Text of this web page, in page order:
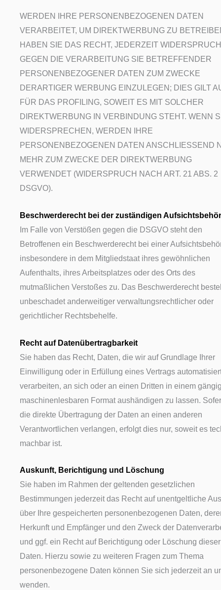
WERDEN IHRE PERSONENBEZOGENEN DATEN
VERARBEITET, UM DIREKTWERBUNG ZU
HABEN SIE DAS RECHT, JEDERZEIT WIDERSPRUCH
GEGEN DIE VERARBEITUNG SIE BETREFFENDER
PERSONENBEZOGENER DATEN ZUM ZWECKE
DERARTIGER WERBUNG EINZULEGEN; DIES GILT
FÜR DAS PROFILING, SOWEIT ES MIT SOLCHER
DIREKTWERBUNG IN VERBINDUNG STEHT. WENN
WIDERSPRECHEN, WERDEN IHRE
PERSONENBEZOGENEN DATEN ANSCHLIESSEND
MEHR ZUM ZWECKE DER DIREKTWERBUNG
VERWENDET (WIDERSPRUCH NACH ART. 21 ABS. 2
DSGVO).
Beschwerde­recht bei der zuständigen
Im Falle von Verstößen gegen die DSGVO steht den
Betroffenen ein Beschwerderecht bei einer
insbesondere in dem Mitgliedstaat ihres gewöhnlichen
Aufenthalts, ihres Arbeitsplatzes oder des Orts des
mutmaßlichen Verstoßes zu. Das Beschwerderecht
unbeschadet anderweitiger verwaltungsrechtlicher oder
gerichtlicher Rechtsbehelfe.
Recht auf Daten­übertrag­barkeit
Sie haben das Recht, Daten, die wir auf Grundlage Ihrer
Einwilligung oder in Erfüllung eines Vertrags
verarbeiten, an sich oder an einen Dritten in einem
maschinenlesbaren Format aushändigen zu lassen.
die direkte Übertragung der Daten an einen anderen
Verantwortlichen verlangen, erfolgt dies nur, soweit es
machbar ist.
Auskunft, Berichtigung und Löschung
Sie haben im Rahmen der geltenden gesetzlichen
Bestimmungen jederzeit das Recht auf unentgeltliche
über Ihre gespeicherten personenbezogenen Daten,
Herkunft und Empfänger und den Zweck der
und ggf. ein Recht auf Berichtigung oder Löschung dieser
Daten. Hierzu sowie zu weiteren Fragen zum Thema
personenbezogene Daten können Sie sich jederzeit an
wenden.